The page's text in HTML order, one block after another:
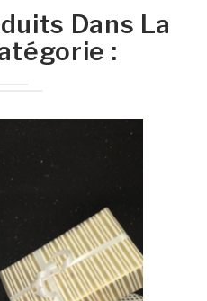
Dans La
: